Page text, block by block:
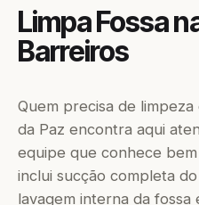
Limpa Fossa
Barreiros
Quem precisa de
da Paz encontra aqui
equipe que conhece
inclui sucção completa
lavagem interna da